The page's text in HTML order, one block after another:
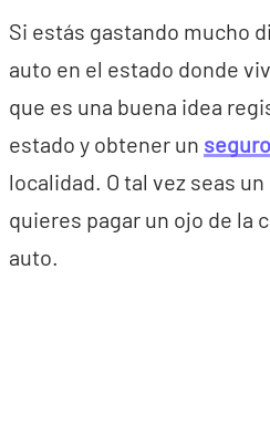
Si estás gastando mucho
auto en el estado donde
que es una buena idea
estado y obtener un
localidad. O tal vez seas
quieres pagar un ojo de la
auto.